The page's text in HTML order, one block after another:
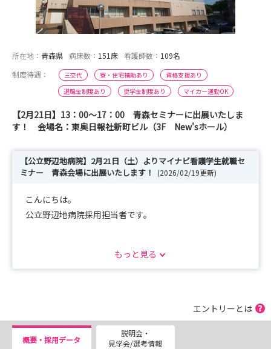
所在地： 青森県 病床数： 151床 看護師数： 109名
制度待遇：
三交代 寮・住宅補助あり
資格支援あり
退職金制度あり
奨学金制度あり マイカー通勤OK
【2月21日】13：00～17：00 青森セミナーに出展いたしま
す！ 会場名：東奥日報社新町ビル（3F New'sホール）
【公立野辺地病院】2月21日（土）よりマイナビ看護学生就職セ
ミナー 青森会場に出展いたします！
(2026/02/19更新)
こんにちは。
公立野辺地病院採用担当者です。
ー 青森会場に当院が出展することとなりました！
是非当日は会場にお越しいただき、当院のブースにお越し
いただくようお願いします！
もっと見る
エントリーとは
概要・採用データ
説明会・
見学会/選考情報